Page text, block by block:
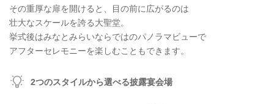
その重厚な扉を開けると、目の前に広がるのは
壮大なスケールを誇る大聖堂。
挙式後はみなとみらいならではのパノラマビューで
アフターセレモニーを楽しむこともできます。
2つのスタイルから選べる披露宴会場